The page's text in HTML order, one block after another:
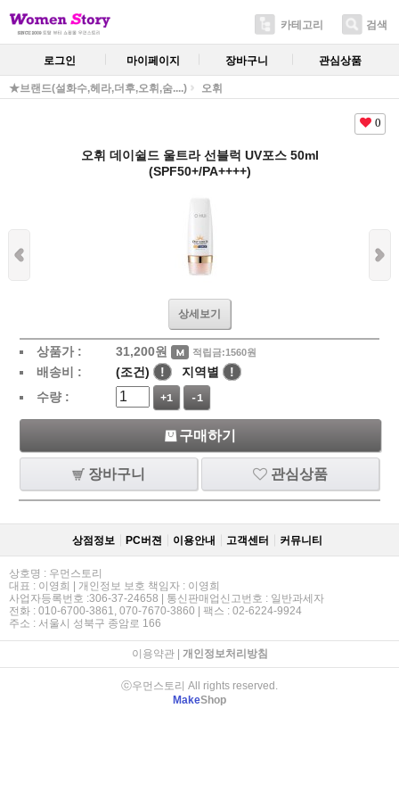
카테고리 검색
로그인 마이페이지 장바구니 관심상품
★브랜드(설화수,헤라,더후,오휘,숨....) 오휘
0
오휘 데이쉴드 울트라 선블럭 UV포스 50ml
(SPF50+/PA++++)
상세보기
상품가 : 31,200원 적립금:1560원
배송비 : (조건) ! 지역별
!
수량 :
+1 -1
구매하기
장바구니 관심상품
상점정보 PC버젼 이용안내 고객센터 커뮤니티
상호명 : 우먼스토리
대표 : 이영희 | 개인정보 보호 책임자 : 이영희
사업자등록번호 :306-37-24658 | 통신판매업신고번호 : 일반과세자
전화 : 010-6700-3861, 070-7670-3860 | 팩스 : 02-6224-9924
주소 : 서울시 성북구 종암로 166
이용약관| 개인정보처리방침
ⓒ우먼스토리 All rights reserved.
MakeShop